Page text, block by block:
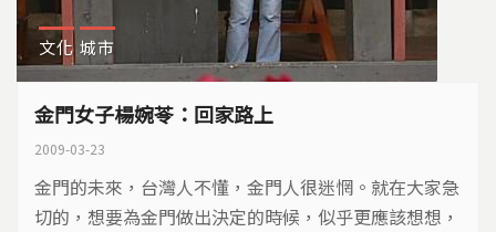
文化 城市
金門女子楊婉苓：回家路上
2009-03-23
金門的未來，台灣人不懂，金門人很迷惘。就在大家急
切的，想要為金門做出決定的時候，似乎更應該想想，